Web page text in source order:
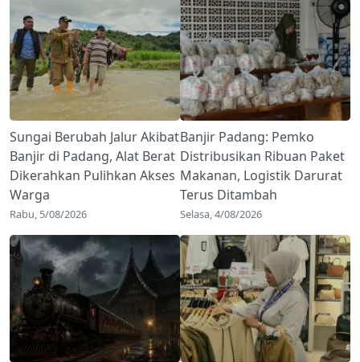
Sungai Berubah Jalur Akibat
Banjir di Padang, Alat Berat
Dikerahkan Pulihkan Akses
Warga
Rabu, 5/08/2026
Banjir Padang: Pemko
Distribusikan Ribuan Paket
Makanan, Logistik Darurat
Terus Ditambah
Selasa, 4/08/2026